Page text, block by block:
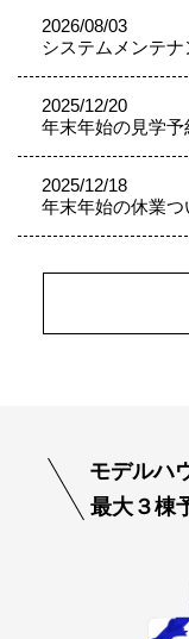
2026/08/03
システムメンテ
2025/12/20
年末年始の見学
2025/12/18
年末年始の休業つ
モデルハ
最大３棟